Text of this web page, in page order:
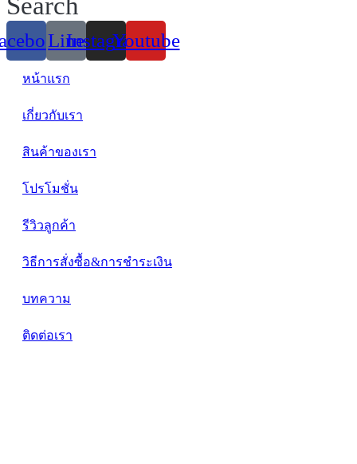
LineInstagramYoutube
หน้าแรก
เกี่ยวกับเรา
สินค้าของเรา
โปรโมชั่น
รีวิวลูกค้า
วิธีการสั่งซื้อ&การชำระเงิน
บทความ
ติดต่อเรา